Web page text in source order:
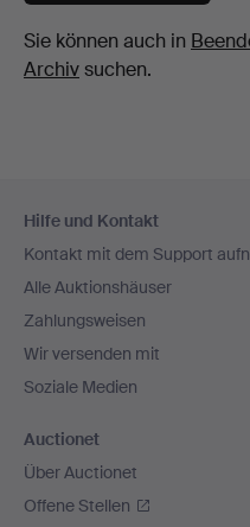
Sie können auch in
Archivsuchen.
Navigation
Hilfe und Kontakt
Kontakt mit dem Support
Alle Auktionshäuser
Zahlungsweisen
Wir versenden mit
Soziale Medien
Auctionet
Über Auctionet
Offene Stellen